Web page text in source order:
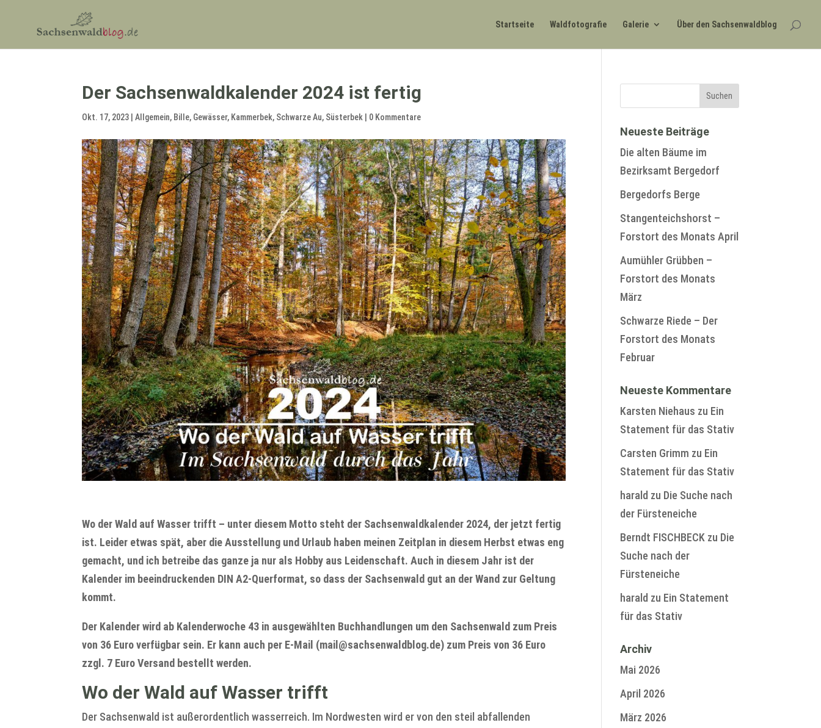
Startseite Waldfotografie Galerie Über den Sachsenwaldblog
Der Sachsenwaldkalender 2024 ist fertig
Okt. 17, 2023 |Allgemein, Bille, Gewässer, Kammerbek, Schwarze Au, Süsterbek 0 Kommentare
Wo der Wald auf Wasser trifft – unter diesem Motto steht der Sachsenwaldkalender 2024, der jetzt fertig
ist. Leider etwas spät, aber die Ausstellung und Urlaub haben meinen Zeitplan in diesem Herbst etwas eng
gemacht, und ich betreibe das ganze ja nur als Hobby aus Leidenschaft. Auch in diesem Jahr ist der
Kalender im beeindruckenden DIN A2-Querformat, so dass der Sachsenwald gut an der Wand zur Geltung
kommt.
Der Kalender wird ab Kalenderwoche 43 in ausgewählten Buchhandlungen um den Sachsenwald zum Preis
von 36 Euro verfügbar sein. Er kann auch per E-Mail (mail@sachsenwaldblog.de) zum Preis von 36 Euro
zzgl. 7 Euro Versand bestellt werden.
Wo der Wald auf Wasser trifft
Der Sachsenwald ist außerordentlich wasserreich. Im Nordwesten wird er von den steil abfallenden
Neueste Beiträge
Die alten Bäume im
Bezirksamt Bergedorf
Bergedorfs Berge
Stangenteichshorst –
Forstort des Monats April
Aumühler Grübben –
Forstort des Monats
März
Schwarze Riede – Der
Forstort des Monats
Februar
Neueste Kommentare
Karsten Niehaus zu Ein
Statement für das Stativ
Carsten Grimm zu Ein
Statement für das Stativ
harald zu Die Suche nach
der Fürsteneiche
Berndt FISCHBECK zu Die
Suche nach der
Fürsteneiche
harald zu Ein Statement
für das Stativ
Archiv
Mai 2026
April 2026
März 2026